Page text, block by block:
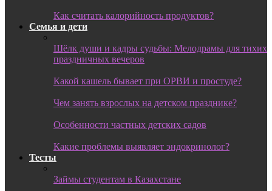
Как считать калорийность продуктов?
Семья и дети
Шёлк души и кадры судьбы: Мелодрамы для тихих
праздничных вечеров
Какой кашель бывает при ОРВИ и простуде?
Чем занять взрослых на детском празднике?
Особенности частных детских садов
Какие проблемы выявляет эндокринолог?
Тесты
Займы студентам в Казахстане